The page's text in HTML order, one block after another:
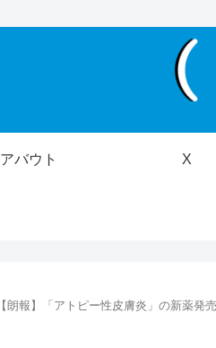
アバウト X
【朗報】「アトピー性皮膚炎」の新薬発売